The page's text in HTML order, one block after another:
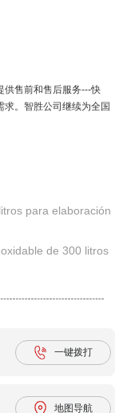
供售前和售后服务---快
求。智胜公司继续为全国
para elaboración
de 300 litros
一键拨打
地图导航